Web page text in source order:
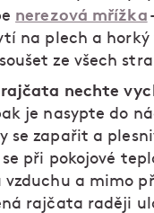
nerezová mřížka
na plech a horký
ze všech
nechte
je nasypte do
se zapařit a
při pokojové
vzduchu a mimo
rajčata raději